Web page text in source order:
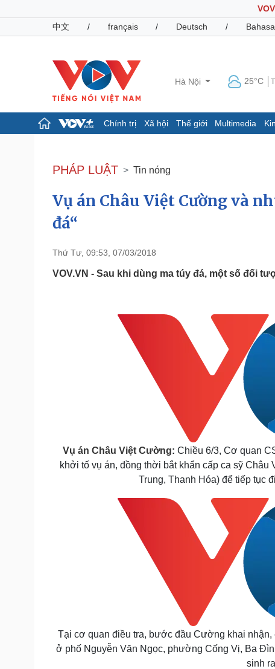
中文
/ français / Deutsch /
Hà Nội 25°C
Chính trị Xã hội Thế giới Multimedia
Đảng
Tổ chức nhân sự
Nhận diện sự thật
Dấu ấn VOV
Pháp luật
Tin nóng
Việt Nam
Dinh dưỡng - món ngon
Đời sống
Nhà đẹp
Tình yêu - Gia đình
Cải chính
PHÁP LUẬT Tin nóng
Vụ án Châu Việt Cường và
đá“
Thứ Tư, 09:53, 07/03/2018
VOV.VN - Sau khi dùng ma túy đá, một số đối
Vụ án Châu Việt Cường: Chiều 6/3, Cơ quan
khởi tố vụ án, đồng thời bắt khẩn cấp ca sỹ
Trung, Thanh Hóa) để tiếp tục
Tại cơ quan điều tra, bước đầu Cường khai
ở phố Nguyễn Văn Ngọc, phường Cống Vị, Ba
sinh